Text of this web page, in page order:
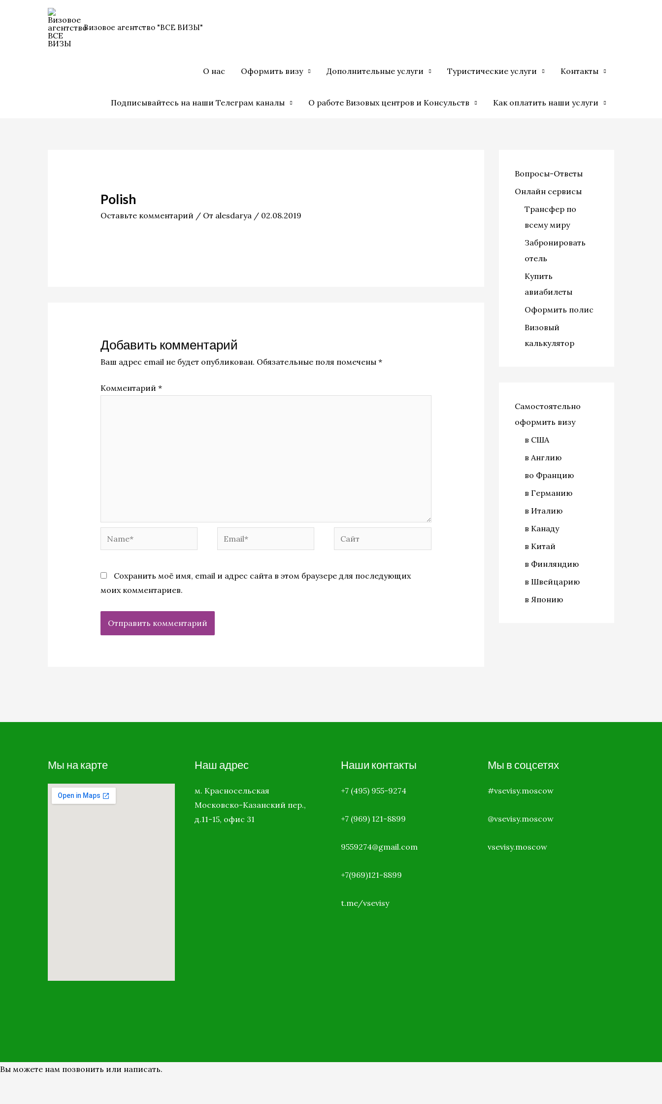
содержимому
Визовое агентство "ВСЕ ВИЗЫ"
О нас Оформить визу Дополнительные услуги Туристические услуги Контакты
Подписывайтесь на наши Телеграм каналы О работе Визовых центров и Консульств Как оплатить наши услуги
Polish
Оставьте комментарий / От alesdarya / 02.08.2019
Добавить комментарий
Ваш адрес email не будет опубликован. Обязательные поля помечены *
Комментарий *
Name* Email* Сайт
Сохранить моё имя, email и адрес сайта в этом браузере для последующих
моих комментариев.
Вопросы-Ответы
Онлайн сервисы
Трансфер по
всему миру
Забронировать
отель
Купить
авиабилеты
Оформить полис
Визовый
калькулятор
Самостоятельно
оформить визу
в США
в Англию
во Францию
в Германию
в Италию
в Канаду
в Китай
в Финляндию
в Швейцарию
в Японию
Мы на карте Наш адрес
м. Красносельская
Московско-Казанский пер.,
д.11-15, офис 31
Наши контакты
+7 (495) 955-9274
+7 (969) 121-8899
9559274@gmail.com
+7(969)121-8899
t.me/vsevisy
Мы в соцсетях
#vsevisy.moscow
@vsevisy.moscow
vsevisy.moscow
Вы можете нам позвонить или написать.